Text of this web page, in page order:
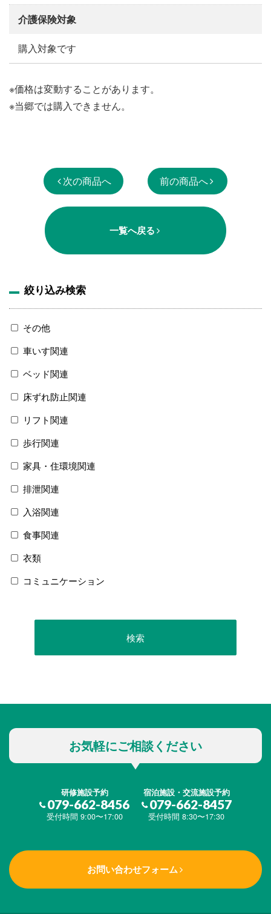
介護保険対象
購入対象です
※価格は変動することがあります。
※当郷では購入できません。
次の商品へ 前の商品へ
一覧へ戻る
絞り込み検索
その他
車いす関連
ベッド関連
床ずれ防止関連
リフト関連
歩行関連
家具・住環境関連
排泄関連
入浴関連
食事関連
衣類
コミュニケーション
お気軽にご相談ください
研修施設予約
079-662-8456
受付時間 9:00〜17:00
宿泊施設・交流施設予約
079-662-8457
受付時間 8:30〜17:30
お問い合わせフォーム